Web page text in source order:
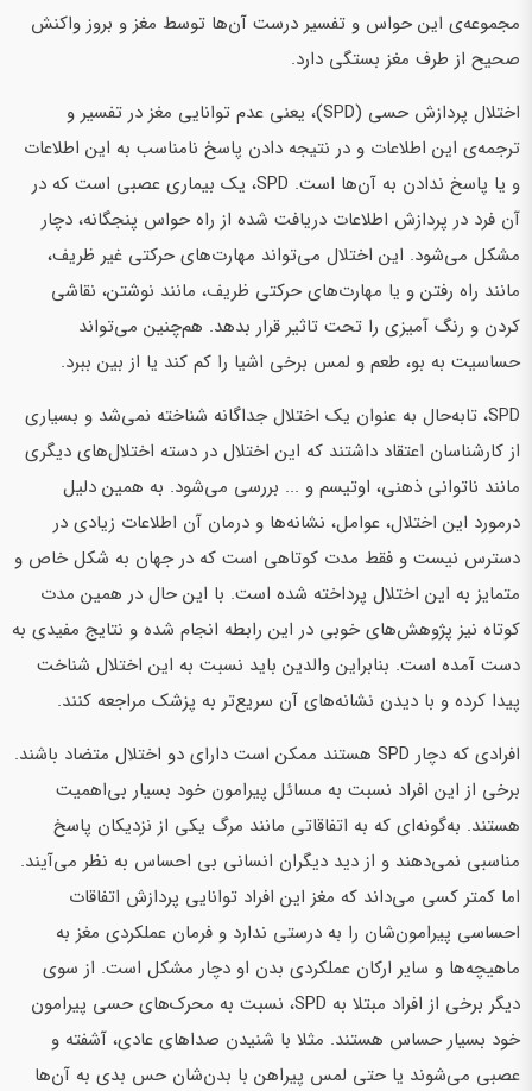
مجموعه‌ی این حواس و تفسیر درست آن‌ها توسط مغز و بروز واکنش
صحیح از طرف مغز بستگی دارد.
اختلال پردازش حسی (SPD)، یعنی عدم توانایی مغز در تفسیر و
ترجمه‌ی این اطلاعات و در نتیجه دادن پاسخ نامناسب به این اطلاعات
و یا پاسخ ندادن به آن‌ها است. SPD، یک بیماری عصبی است که در
آن فرد در پردازش اطلاعات دریافت شده از راه حواس پنجگانه، دچار
مشکل می‌شود. این اختلال می‌تواند مهارت‌های حرکتی غیر ظریف،
مانند راه رفتن و یا مهارت‌های حرکتی ظریف، مانند نوشتن، نقاشی
کردن و رنگ آمیزی را تحت تاثیر قرار بدهد. هم‌چنین می‌تواند
حساسیت به بو، طعم و لمس برخی اشیا را کم کند یا از بین ببرد.
SPD، تابه‌حال به عنوان یک اختلال جداگانه شناخته نمی‌شد و بسیاری
از کارشناسان اعتقاد داشتند که این اختلال در دسته اختلال‌های دیگری
مانند ناتوانی ذهنی، اوتیسم و ... بررسی می‌شود. به همین دلیل
درمورد این اختلال، عوامل، نشانه‌ها و درمان آن اطلاعات زیادی در
دسترس نیست و فقط مدت کوتاهی است که در جهان به شکل خاص و
متمایز به این اختلال پرداخته شده است. با این حال در همین مدت
کوتاه نیز پژوهش‌های خوبی در این رابطه انجام شده و نتایج مفیدی به
دست آمده است. بنابراین والدین باید نسبت به این اختلال شناخت
پیدا کرده و با دیدن نشانه‌های آن سریع‌تر به پزشک مراجعه کنند.
افرادی که دچار SPD هستند ممکن است دارای دو اختلال متضاد باشند.
برخی از این افراد نسبت به مسائل پیرامون خود بسیار بی‌اهمیت
هستند. به‌گونه‌ای که به اتفاقاتی مانند مرگ یکی از نزدیکان پاسخ
مناسبی نمی‌دهند و از دید دیگران انسانی بی احساس به نظر می‌آیند.
اما کمتر کسی می‌داند که مغز این افراد توانایی پردازش اتفاقات
احساسی پیرامون‌شان را به درستی ندارد و فرمان عملکردی مغز به
ماهیچه‌ها و سایر ارکان عملکردی بدن او دچار مشکل است. از سوی
دیگر برخی از افراد مبتلا به SPD، نسبت به محرک‌های حسی پیرامون
خود بسیار حساس هستند. مثلا با شنیدن صداهای عادی، آشفته و
عصبی می‌شوند یا حتی لمس پیراهن با بد‌ن‌شان حس بدی به آن‌ها